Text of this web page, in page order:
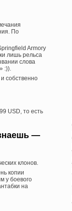
По
Armory
лишь рельса
слова
:)).
собственно
USD, то есть
—
клонов.
копии
у боевого
на